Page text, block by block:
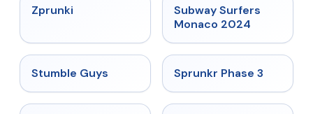
Zprunki ★
Subway Surfers
Monaco 2024
Stumble Guys ★
Sprunkr Phase 3